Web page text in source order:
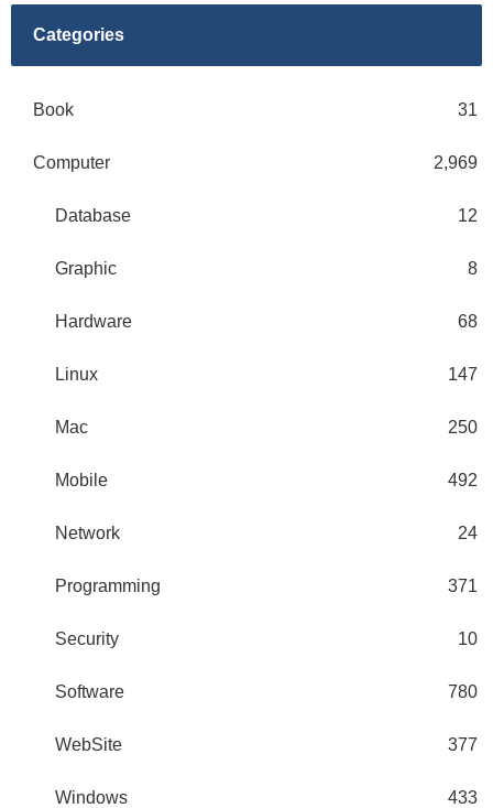
Categories
Book 31
Computer 2,969
Database 12
Graphic 8
Hardware 68
Linux 147
Mac 250
Mobile 492
Network 24
Programming 371
Security 10
Software 780
WebSite 377
Windows 433